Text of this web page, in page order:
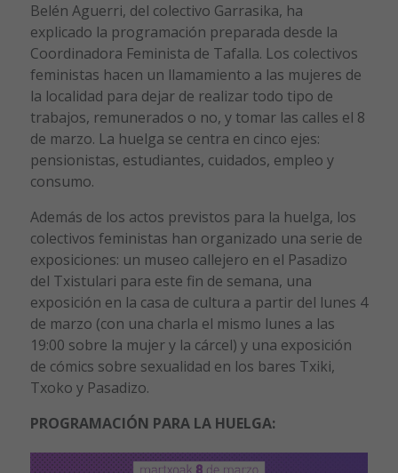
Belén Aguerri, del colectivo Garrasika, ha
explicado la programación preparada desde la
Coordinadora Feminista de Tafalla. Los colectivos
feministas hacen un llamamiento a las mujeres de
la localidad para dejar de realizar todo tipo de
trabajos, remunerados o no, y tomar las calles el 8
de marzo. La huelga se centra en cinco ejes:
pensionistas, estudiantes, cuidados, empleo y
consumo.
Además de los actos previstos para la huelga, los
colectivos feministas han organizado una serie de
exposiciones: un museo callejero en el Pasadizo
del Txistulari para este fin de semana, una
exposición en la casa de cultura a partir del lunes 4
de marzo (con una charla el mismo lunes a las
19:00 sobre la mujer y la cárcel) y una exposición
de cómics sobre sexualidad en los bares Txiki,
Txoko y Pasadizo.
PROGRAMACIÓN PARA LA HUELGA: